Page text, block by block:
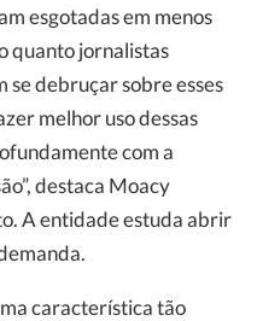
esgotadas em menos
quanto jornalistas
se debruçar sobre esses
melhor uso dessas
com a
destaca Moacy
A entidade estuda abrir
característica tão